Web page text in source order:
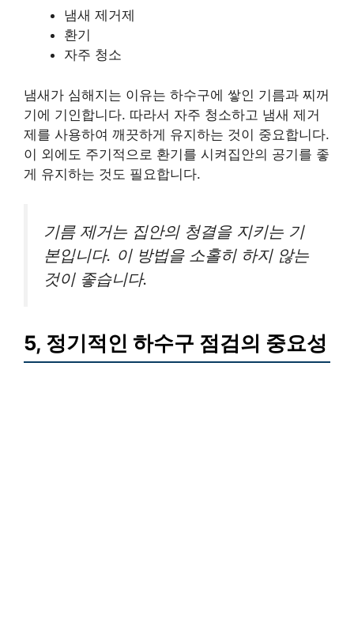
냄새 제거제
환기
자주 청소
냄새가 심해지는 이유는 하수구에 쌓인 기름과 찌꺼
기에 기인합니다. 따라서 자주 청소하고 냄새 제거
제를 사용하여 깨끗하게 유지하는 것이 중요합니다.
이 외에도 주기적으로 환기를 시켜집안의 공기를 좋
게 유지하는 것도 필요합니다.
기름 제거는 집안의 청결을 지키는 기
본입니다. 이 방법을 소홀히 하지 않는
것이 좋습니다.
5, 정기적인 하수구 점검의 중요성